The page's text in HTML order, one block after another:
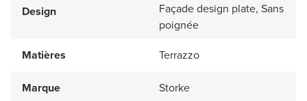
Design
Façade design plate, Sans
poignée
Matières
Terrazzo
Marque Storke